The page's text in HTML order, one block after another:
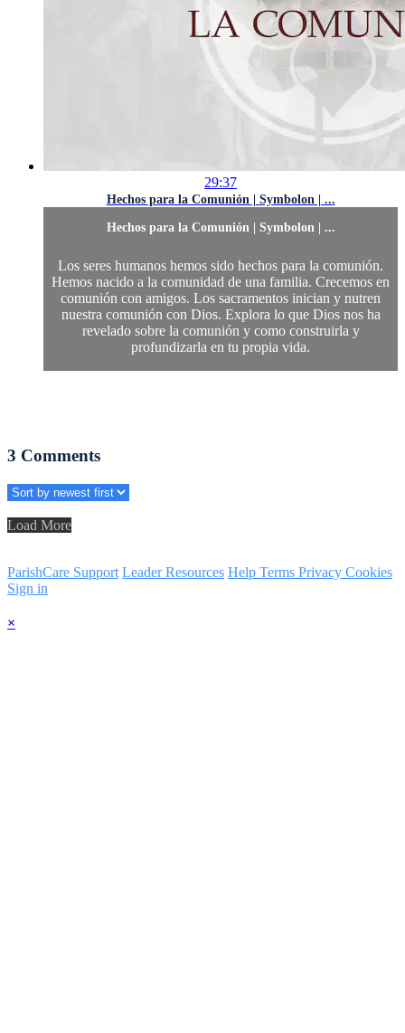
29:37
Hechos para la Comunión | Symbolon | ...
Hechos para la Comunión | Symbolon | ...
Los seres humanos hemos sido hechos para la comunión.
Hemos nacido a la comunidad de una familia. Crecemos en
comunión con amigos. Los sacramentos inician y nutren
nuestra comunión con Dios. Explora lo que Dios nos ha
revelado sobre la comunión y como construirla y
profundizarla en tu propia vida.
3 Comments
Load More
ParishCare Support Leader Resources Help Terms Privacy Cookies
Sign in
×